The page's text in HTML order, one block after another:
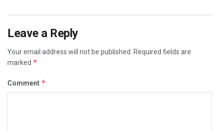
Leave a Reply
Your email address will not be published.
Required fields are
marked *
Comment *